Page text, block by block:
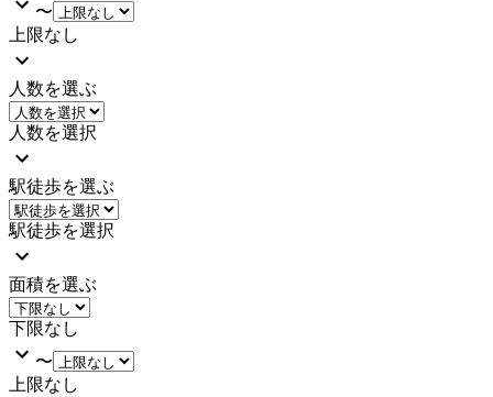
〜
上限なし
人数を選ぶ
人数を選択
駅徒歩を選ぶ
駅徒歩を選択
面積を選ぶ
下限なし
〜
上限なし